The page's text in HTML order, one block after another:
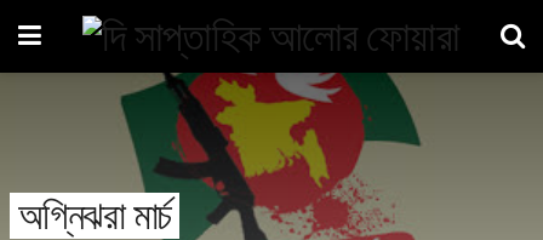
অগ্নিঝরা মার্চ